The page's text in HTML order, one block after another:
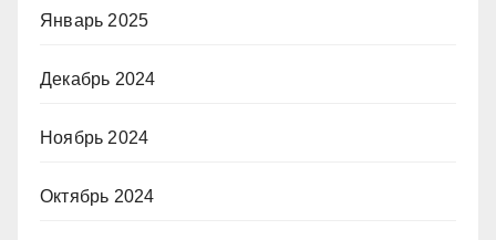
Январь 2025
Декабрь 2024
Ноябрь 2024
Октябрь 2024